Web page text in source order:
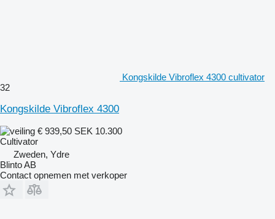
Kongskilde Vibroflex 4300 cultivator
32
Kongskilde Vibroflex 4300
€ 939,50 SEK 10.300
Cultivator
Zweden, Ydre
Blinto AB
Contact opnemen met verkoper